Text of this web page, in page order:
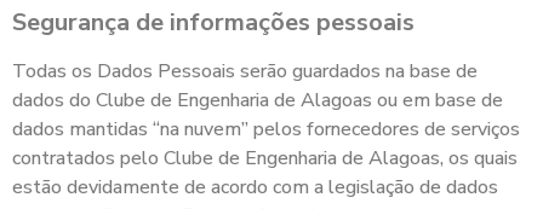
Segurança de informações pessoais
Todas os Dados Pessoais serão guardados na base de
dados do Clube de Engenharia de Alagoas ou em base de
dados mantidas “na nuvem” pelos fornecedores de serviços
contratados pelo Clube de Engenharia de Alagoas, os quais
estão devidamente de acordo com a legislação de dados